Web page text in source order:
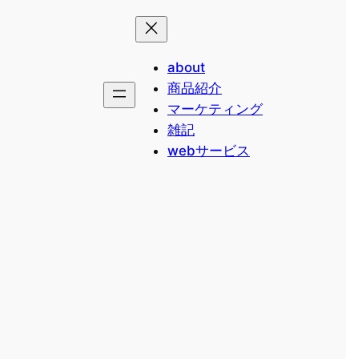
about
商品紹介
マーケティング
雑記
webサービス